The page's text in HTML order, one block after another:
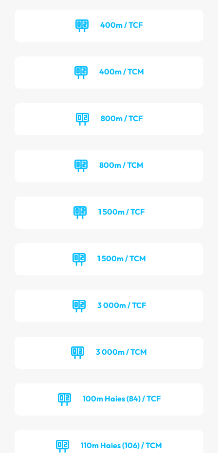
400m / TCF
400m / TCM
800m / TCF
800m / TCM
1 500m / TCF
1 500m / TCM
3 000m / TCF
3 000m / TCM
100m Haies (84) / TCF
110m Haies (106) / TCM